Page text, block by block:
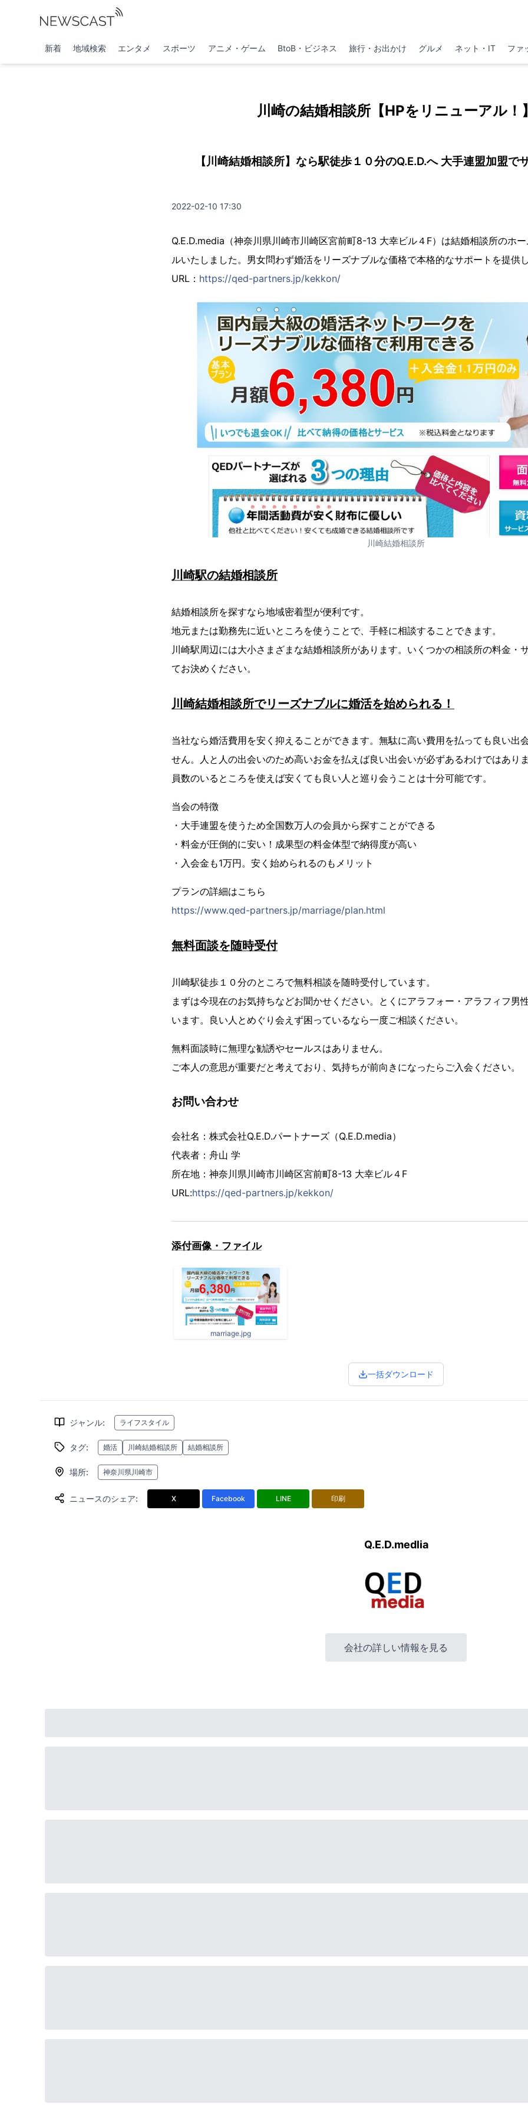
新着 地域検索 エンタメ スポーツ アニメ・ゲーム BtoB・ビジネス 旅行・お出かけ グルメ ネット・IT ファ
川崎の結婚相談所【HPをリニューアル！】
【川崎結婚相談所】なら駅徒歩１０分のQ.E.D.へ 大手連盟加盟で
2022-02-10 17:30
Q.E.D.media（神奈川県川崎市川崎区宮前町8-13 大幸ビル４F）は結婚相談所のホ
ルいたしました。男女問わず婚活をリーズナブルな価格で本格的なサポートを提供し
URL： https://qed-partners.jp/kekkon/
川崎結婚相談所
川崎駅の結婚相談所
結婚相談所を探すなら地域密着型が便利です。
地元または勤務先に近いところを使うことで、手軽に相談することできます。
川崎駅周辺には大小さまざまな結婚相談所があります。いくつかの相談所の料金・
てお決めください。
川崎結婚相談所でリーズナブルに婚活を始められる！
当社なら婚活費用を安く抑えることができます。無駄に高い費用を払っても良い出
せん。人と人の出会いのため高いお金を払えば良い出会いが必ずあるわけではあり
員数のいるところを使えば安くても良い人と巡り会うことは十分可能です。
当会の特徴
・大手連盟を使うため全国数万人の会員から探すことができる
・料金が圧倒的に安い！成果型の料金体型で納得度が高い
・入会金も1万円。安く始められるのもメリット
プランの詳細はこちら
https://www.qed-partners.jp/marriage/plan.html
無料面談を随時受付
川崎駅徒歩１０分のところで無料相談を随時受付しています。
まずは今現在のお気持ちなどお聞かせください。とくにアラフォー・アラフィフ男
います。良い人とめぐり会えず困っているなら一度ご相談ください。
無料面談時に無理な勧誘やセールスはありません。
ご本人の意思が重要だと考えており、気持ちが前向きになったらご入会ください。
お問い合わせ
会社名：株式会社Q.E.D.パートナーズ（Q.E.D.media）
代表者：舟山 学
所在地：神奈川県川崎市川崎区宮前町8-13 大幸ビル４F
URL:https://qed-partners.jp/kekkon/
添付画像・ファイル
marriage.jpg
一括ダウンロード
ジャンル: ライフスタイル
タグ: 婚活 川崎結婚相談所 結婚相談所
場所: 神奈川県川崎市
ニュースのシェア: X Facebook LINE 印刷
Q.E.D.medlia
会社の詳しい情報を見る